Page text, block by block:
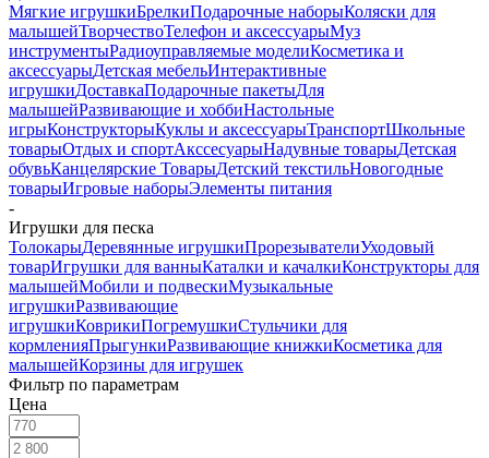
Мягкие игрушкиБрелкиПодарочные наборыКоляски для
малышейТворчествоТелефон и аксессуарыМуз
инструментыРадиоуправляемые моделиКосметика и
аксессуарыДетская мебельИнтерактивные
игрушкиДоставкаПодарочные пакетыДля
малышейРазвивающие и хоббиНастольные
игрыКонструкторыКуклы и аксессуарыТранспортШкольные
товарыОтдых и спортАкссесуарыНадувные товарыДетская
обувьКанцелярские ТоварыДетский текстильНовогодные
товарыИгровые наборыЭлементы питания
-
Игрушки для песка
ТолокарыДеревянные игрушкиПрорезывателиУходовый
товарИгрушки для ванныКаталки и качалкиКонструкторы для
малышейМобили и подвескиМузыкальные
игрушкиРазвивающие
игрушкиКоврикиПогремушкиСтульчики для
кормленияПрыгункиРазвивающие книжкиКосметика для
малышейКорзины для игрушек
Фильтр по параметрам
Цена